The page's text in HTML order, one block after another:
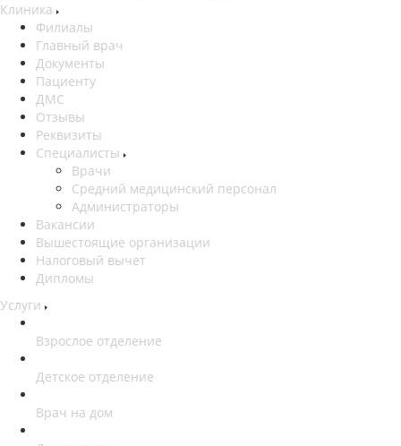
Клиника
Филиалы
Главный врач
Документы
Пациенту
ДМС
Отзывы
Реквизиты
Специалисты
Врачи
Средний медицинский персонал
Администраторы
Вакансии
Вышестоящие организации
Налоговый вычет
Дипломы
Услуги
Взрослое отделение
Детское отделение
Врач на дом